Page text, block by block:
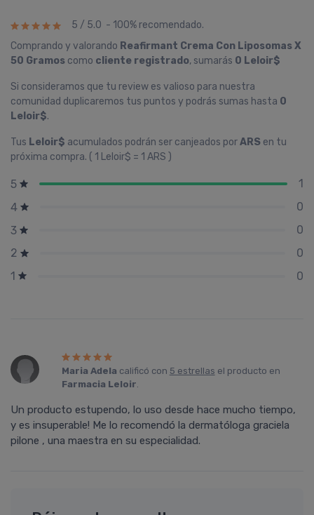
5 / 5.0 - 100% recomendado.
Comprando y valorando Reafirmant Crema Con Liposomas X
50 Gramos como cliente registrado, sumarás 0 Leloir$
Si consideramos que tu review es valioso para nuestra
comunidad duplicaremos tus puntos y podrás sumas hasta 0
Leloir$.
Tus Leloir$ acumulados podrán ser canjeados porARS en tu
próxima compra. ( 1 Leloir$ = 1 ARS )
5
1
4
0
3
0
2
0
1
0
Maria Adela calificó con 5 estrellas el producto en
Farmacia Leloir.
Un producto estupendo, lo uso desde hace mucho tiempo,
y es insuperable! Me lo recomendó la dermatóloga graciela
pilone , una maestra en su especialidad.